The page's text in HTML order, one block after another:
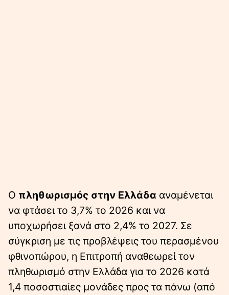
Ο πληθωρισμός στην Ελλάδα αναμένεται
να φτάσει το 3,7% το 2026 και να
υποχωρήσει ξανά στο 2,4% το 2027. Σε
σύγκριση με τις προβλέψεις του περασμένου
φθινοπώρου, η Επιτροπή αναθεωρεί τον
πληθωρισμό στην Ελλάδα για το 2026 κατά
1,4 ποσοστιαίες μονάδες προς τα πάνω (από